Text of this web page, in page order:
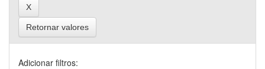
Retornar valores
Adicionar filtros: